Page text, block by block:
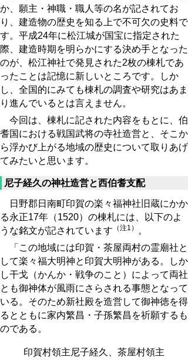
か、願主・神職・職人等の名が記されてお
り、建造物の歴史を知る上で不可欠の史料で
す。平成24年に松江城が国宝に指定された
際、建造時期を明らかにする決め手となった
のが、松江神社で発見された2枚の棟札であ
ったことは記憶に新しいところです。しか
し、全国的にみても棟札の調査や研究はあま
り進んでいるとは言えません。
今回は、棟札に記された内容をもとに、伯
耆国における戦国武将の寺社造営と、そこか
ら浮かび上がる地域の歴史について取りあげ
てみたいと思います。
尼子経久の神社造営と西伯耆支配
日野郡日南町印賀の楽々福神社旧蔵にかか
る永正17年（1520）の棟札には、以下のよ
うな銘文が記されています （注1）
。
「この地域には印賀・茶屋両村の霊廟社と
して楽々福大明神と印賀大明神がある。しか
し干戈（かんか・戦争のこと）によって両社
とも御神体が風雨にさらされる事態となって
いる。そのため新社殿を造営して御神徳を得
るとともに家内繁昌・子孫繁昌を祈願するも
のである。
印賀村領主尼子経久、茶屋村領主